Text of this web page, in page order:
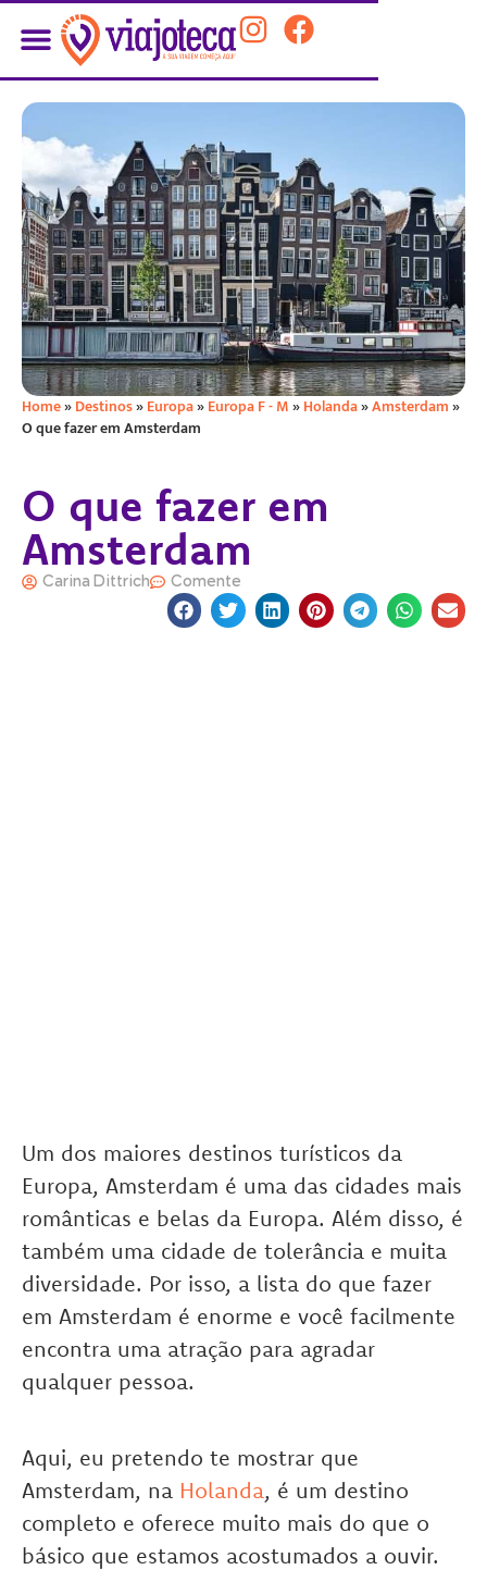
Home»Destinos»Europa»Europa F - M»Holanda»Amsterdam»
O que fazer em Amsterdam
O que fazer em
Amsterdam
Carina Dittrich Comente
Um dos maiores destinos turísticos da
Europa, Amsterdam é uma das cidades mais
românticas e belas da Europa. Além disso, é
também uma cidade de tolerância e muita
diversidade. Por isso, a lista do que fazer
em Amsterdam é enorme e você facilmente
encontra uma atração para agradar
qualquer pessoa.
Aqui, eu pretendo te mostrar que
Amsterdam, na Holanda, é um destino
completo e oferece muito mais do que o
básico que estamos acostumados a ouvir.